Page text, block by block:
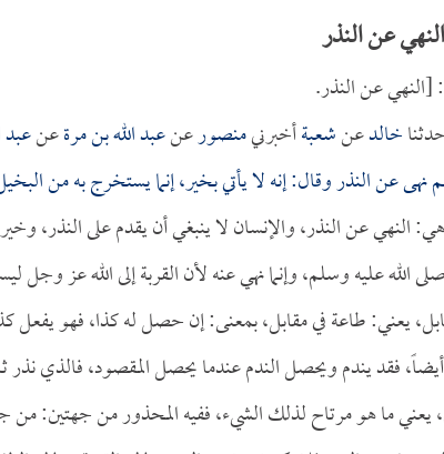
عن النذر
[النهي عن النذر.
خالدعنشعبةأخبرنيمنصورعنعبد الله بن مرةعن
نهى عن النذر وقال: إنه لا يأتي بخير، إنما يستخرج به من
النهي عن النذر، والإنسان لا ينبغي أن يقدم على النذر،
الله عليه وسلم، وإنما نهي عنه لأن القربة إلى الله عز
يعني: طاعة في مقابل، بمعنى: إن حصل له كذا، فهو يفعل
فقد يندم ويحصل الندم عندما يحصل المقصود، فالذي نذر
ما هو مرتاح لذلك الشيء، ففيه المحذور من جهتين: من